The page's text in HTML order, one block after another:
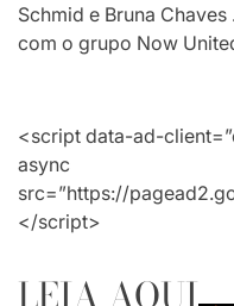
Schmid e Bruna
com o grupo Now
<script data-ad-
async
src=”https://
</script>
LEIA AQUI